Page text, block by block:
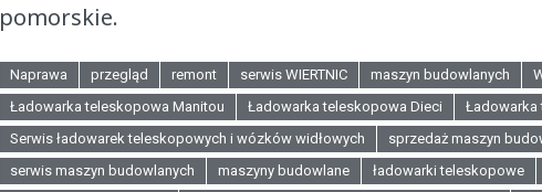
pomorskie.
Naprawa przegląd remont serwis WIERTNIC maszyn budowlanych
Ładowarka teleskopowa Manitou
Ładowarka teleskopowa Dieci
Ładowarka
Serwis ładowarek teleskopowych i wózków widłowych
sprzedaż maszyn
serwis maszyn budowlanych
maszyny budowlane ładowarki teleskopowe